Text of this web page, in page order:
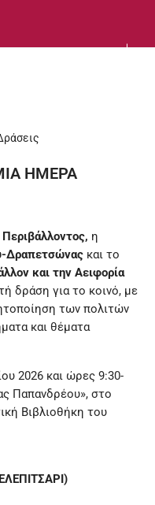
ΗΜΕΡΑ
η
Δραπετσώνας και το
και την Αειφορία
δράση για το κοινό, με
των πολιτών
και θέματα
2026 και ώρες 9:30-
Παπανδρέου», στο
Βιβλιοθήκη του